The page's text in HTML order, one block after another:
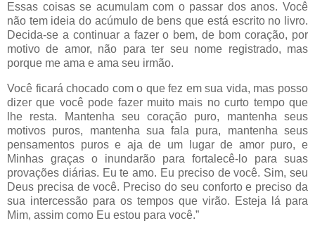
Essas coisas se acumulam com o passar dos anos. Você
não tem ideia do acúmulo de bens que está escrito no livro.
Decida-se a continuar a fazer o bem, de bom coração, por
motivo de amor, não para ter seu nome registrado, mas
porque me ama e ama seu irmão.
Você ficará chocado com o que fez em sua vida, mas posso
dizer que você pode fazer muito mais no curto tempo que
lhe resta. Mantenha seu coração puro, mantenha seus
motivos puros, mantenha sua fala pura, mantenha seus
pensamentos puros e aja de um lugar de amor puro, e
Minhas graças o inundarão para fortalecê-lo para suas
provações diárias. Eu te amo. Eu preciso de você. Sim, seu
Deus precisa de você. Preciso do seu conforto e preciso da
sua intercessão para os tempos que virão. Esteja lá para
Mim, assim como Eu estou para você.”